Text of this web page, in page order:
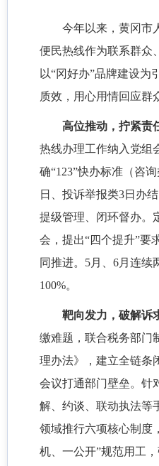
今年以来，黄冈市
便民热线作为联系群众
以“冈好办”品牌建设为
质效，用心用情回应群
高位推动，拧紧责
热线办理工作纳入党组
确“123”快办标准（咨
日、投诉举报类3日办
提级管理、闭环督办。
会，提出“四个提升”要
同推进。5月、6月连续
100%。
靶向发力，破解诉
缴难题，联合税务部门
理办法》，建立全链条
会议打通部门壁垒。针
解、约谈、联动执法等
领域推行六项核心制度
机、一公开”规范用工